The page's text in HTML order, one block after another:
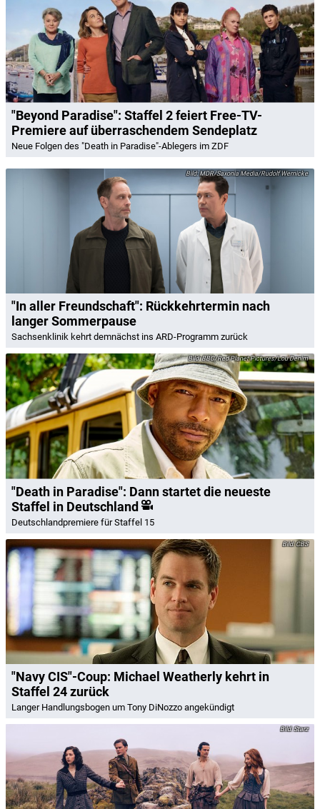
"Beyond Paradise": Staffel 2 feiert Free-TV-
Premiere auf überraschendem Sendeplatz
Neue Folgen des "Death in Paradise"-Ablegers im ZDF
MDR/Saxonia Media/Rudolf Wernicke
"In aller Freundschaft": Rückkehrtermin nach
langer Sommerpause
Sachsenklinik kehrt demnächst ins ARD-Programm zurück
BBC/Red Planet Pictures/Lou Denim
"Death in Paradise": Dann startet die neueste
Staffel in Deutschland
Deutschlandpremiere für Staffel 15
CBS
"Navy CIS"-Coup: Michael Weatherly kehrt in
Staffel 24 zurück
Langer Handlungsbogen um Tony DiNozzo angekündigt
Starz